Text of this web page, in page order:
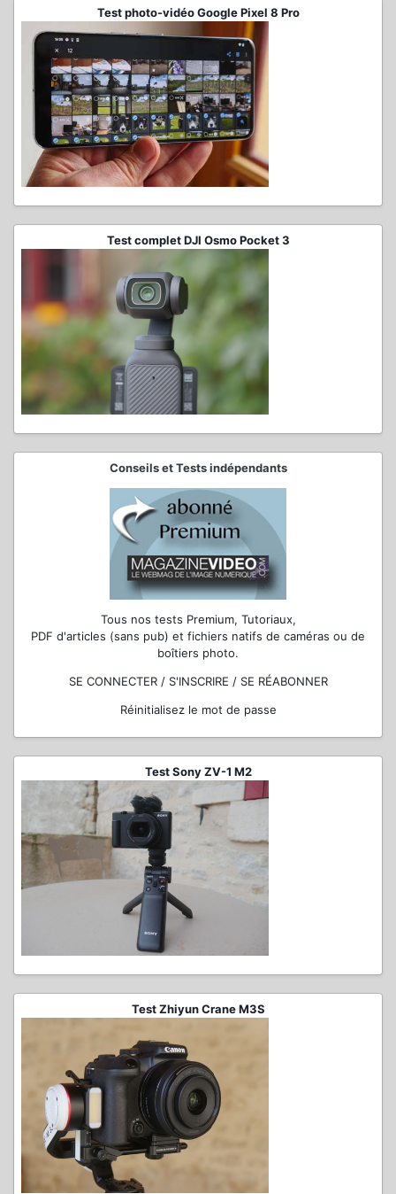
Test photo-vidéo Google Pixel 8 Pro
Test complet DJI Osmo Pocket 3
Conseils et Tests indépendants
Tous nos tests Premium, Tutoriaux,
PDF d'articles (sans pub) et fichiers natifs de caméras ou de
boîtiers photo.
SE CONNECTER / S'INSCRIRE / SE RÉABONNER
Réinitialisez le mot de passe
Test Sony ZV-1 M2
Test Zhiyun Crane M3S